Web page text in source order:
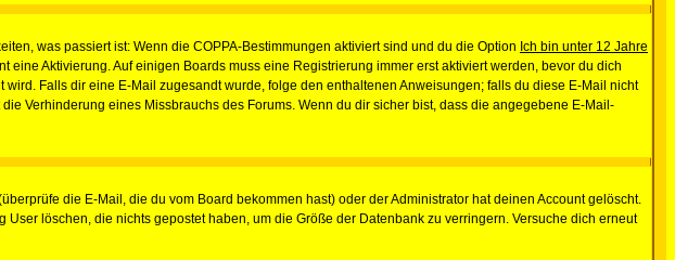
was passiert ist: Wenn die COPPA-Bestimmungen aktiviert sind und du die Option Ich bin unter 12 Jahre
Aktivierung. Auf einigen Boards muss eine Registrierung immer erst aktiviert werden, bevor du dich
Falls dir eine E-Mail zugesandt wurde, folge den enthaltenen Anweisungen; falls du diese E-Mail nicht
Verhinderung eines Missbrauchs des Forums. Wenn du dir sicher bist, dass die angegebene E-Mail-
die E-Mail, die du vom Board bekommen hast) oder der Administrator hat deinen Account gelöscht.
löschen, die nichts gepostet haben, um die Größe der Datenbank zu verringern. Versuche dich erneut